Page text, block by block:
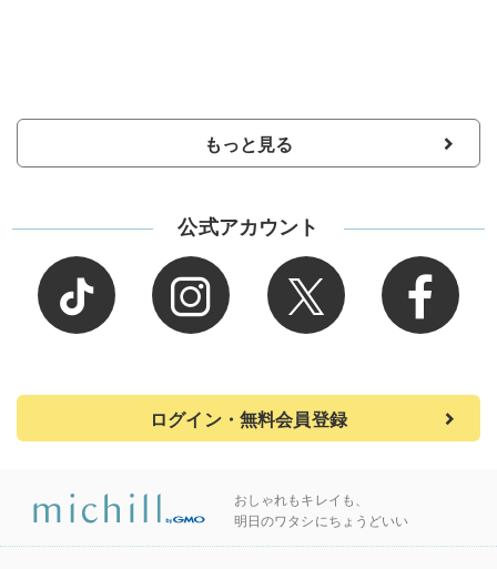
もっと見る
公式アカウント
ログイン・無料会員登録
おしゃれもキレイも、
明日のワタシにちょうどいい